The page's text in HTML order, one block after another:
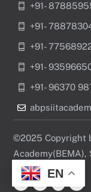
+91-
+91-
+91-
+91-
+91- 96370
©2025 Copyright
EN